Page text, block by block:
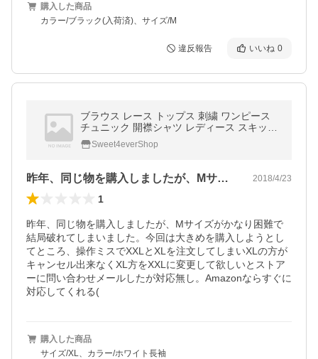
購入した商品
カラー/ブラック(入荷済)、サイズ/M
違反報告 いいね 0
ブラウス レース トップス 刺繍 ワンピース
チュニック 開襟シャツ レディース スキッパ
ーシャツ 春 夏
Sweet4everShop
昨年、同じ物を購入しましたが、Mサイズ… 2018/4/23
1
昨年、同じ物を購入しましたが、Mサイズがかなり困難で
結局破れてしまいました。今回は大きめを購入しようとし
てところ、操作ミスでXXLとXLを注文してしまいXLの方が
キャンセル出来なくXL方をXXLに変更して欲しいとストア
ーに問い合わせメールしたが対応無し。Amazonならすぐに
対応してくれる(
購入した商品
サイズ/XL、カラー/ホワイト長袖